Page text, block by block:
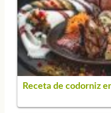
Receta de codorniz